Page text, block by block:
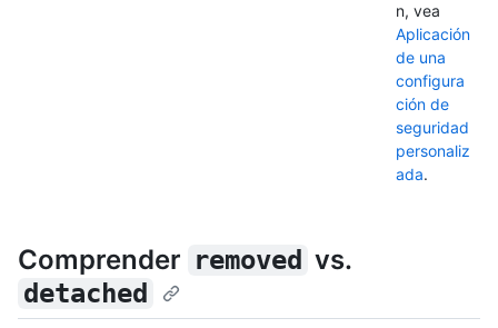
n, vea
Aplicación
de una
configura
ción de
seguridad
personaliz
ada.
Comprender removed vs.
detached